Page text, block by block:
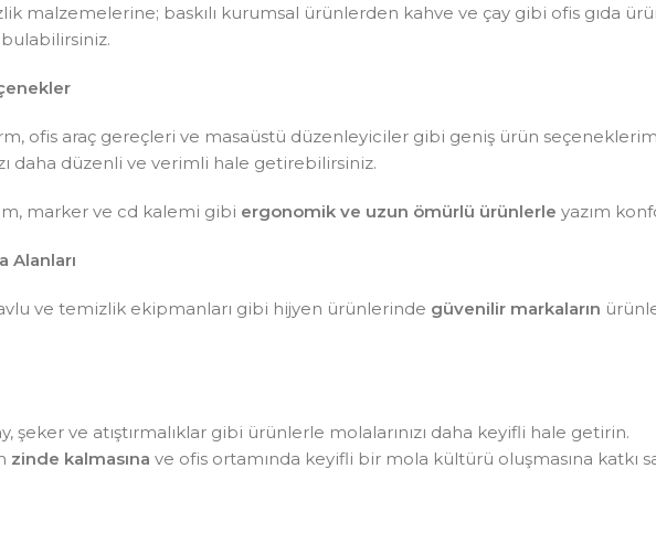
malzemelerine; baskılı kurumsal ürünlerden kahve ve çay gibi ofis gıda
bulabilirsiniz.
ofis araç gereçleri ve masaüstü düzenleyiciler gibi geniş ürün
daha düzenli ve verimli hale getirebilirsiniz.
marker ve cd kalemi gibi ergonomik ve uzun ömürlü ürünlerle yazım
Alanları
ve temizlik ekipmanları gibi hijyen ürünlerinde güvenilir markaların
şeker ve atıştırmalıklar gibi ürünlerle molalarınızı daha keyifli hale getirin.
zinde kalmasına ve ofis ortamında keyifli bir mola kültürü oluşmasına katkı